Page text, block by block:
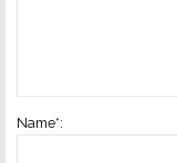
Name*: